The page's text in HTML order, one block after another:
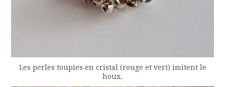
Les perles toupies en cristal (rouge et vert) imitent le
houx.